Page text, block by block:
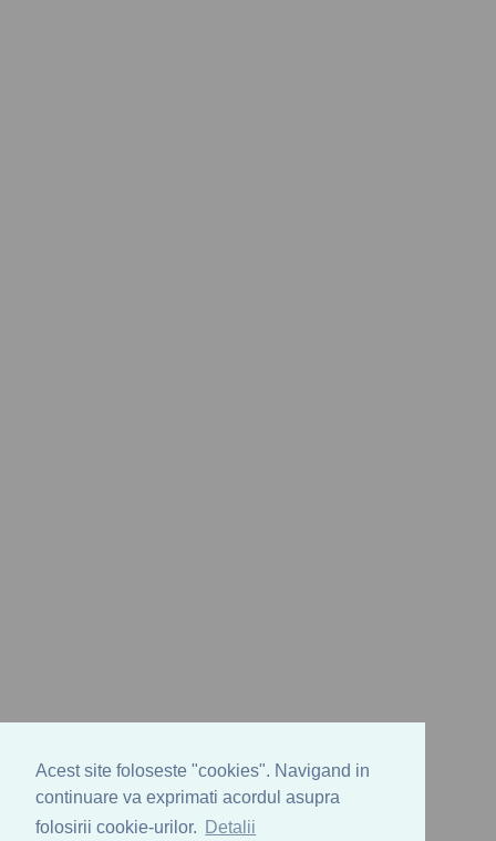
Acest site foloseste "cookies". Navigand in
continuare va exprimati acordul asupra
folosirii cookie-urilor.
Detalii